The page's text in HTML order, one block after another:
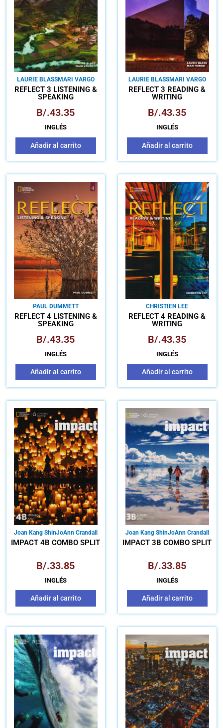
LAURIE BLASSMARI VARGO
REFLECT 3 LISTENING &
SPEAKING
B/.43.35
INGLÉS
Añadir al carrito
LAURIE BLASSMARI VARGO
REFLECT 3 READING &
WRITING
B/.43.35
INGLÉS
Añadir al carrito
PAUL DUMMETT
REFLECT 4 LISTENING &
SPEAKING
B/.43.35
INGLÉS
Añadir al carrito
CHRISTIEN LEE
REFLECT 4 READING &
WRITING
B/.43.35
INGLÉS
Añadir al carrito
Joan Kang ShinJoAnn Crandall
IMPACT 4B COMBO SPLIT
B/.33.85
INGLÉS
Añadir al carrito
Joan Kang ShinJoAnn Crandall
IMPACT 3B COMBO SPLIT
B/.33.85
INGLÉS
Añadir al carrito